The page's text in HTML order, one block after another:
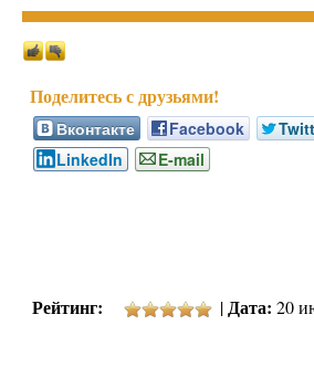
Вконтакте Facebook
LinkedIn
E-mail
Рейтинг: | Дата: 20